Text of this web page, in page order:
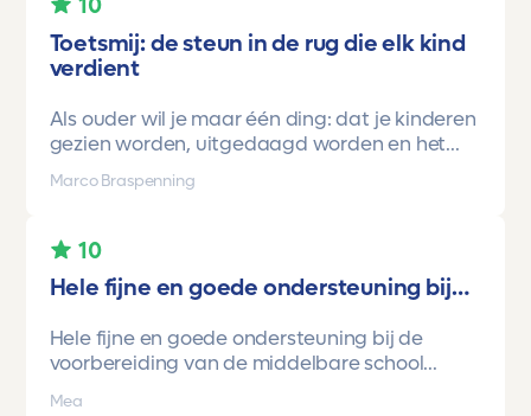
Toetsmij: de steun in de rug die elk kind
verdient
Als ouder wil je maar één ding: dat je kinderen
gezien worden, uitgedaagd worden en het
vertrouwen krijgen dat ze méér kunnen dan ze
zelf soms denken. Voor ons is Toetsmij daarin
Onze oudste dochter begon ooit op mavo-
kader. Een lieve, slimme meid, maar soms
toetsen van Toetsmij.....helder, betrouwbaar,
precies op niveau en altijd met ruimte om te
groeien kreeg ze stap voor stap het
Marco Braspenning
10
Hele fijne en goede ondersteuning bij…
Hele fijne en goede ondersteuning bij de
voorbereiding van de middelbare school
toetsen. Havo/vwo brugjaren gebruik
Mea